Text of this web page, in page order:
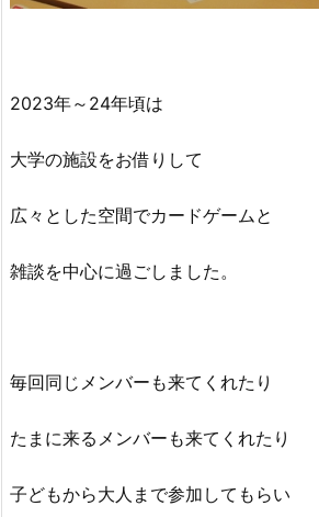
2023年～24年頃は
大学の施設をお借りして
広々とした空間でカードゲームと
雑談を中心に過ごしました。
毎回同じメンバーも来てくれたり
たまに来るメンバーも来てくれたり
子どもから大人まで参加してもらい